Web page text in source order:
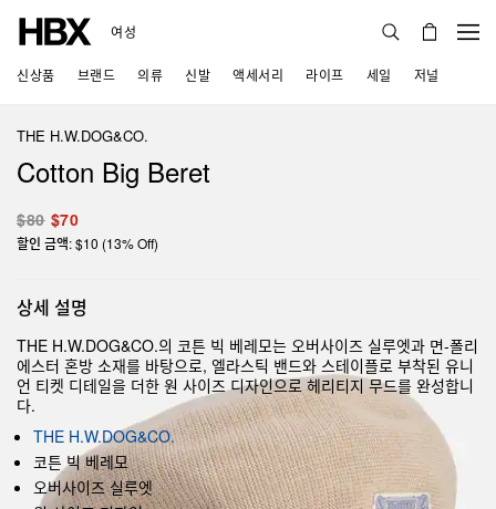
여성
신상품 브랜드 의류 신발 액세서리 라이프 세일 저널
THE H.W.DOG&CO.
Cotton Big Beret
$80 $70
할인 금액: $10 (13% Off)
상세 설명
THE H.W.DOG&CO.의 코튼 빅 베레모는 오버사이즈 실루엣과 면-폴리
에스터 혼방 소재를 바탕으로, 엘라스틱 밴드와 스테이플로 부착된 유니
언 티켓 디테일을 더한 원 사이즈 디자인으로 헤리티지 무드를 완성합니
다.
THE H.W.DOG&CO.
코튼 빅 베레모
오버사이즈 실루엣